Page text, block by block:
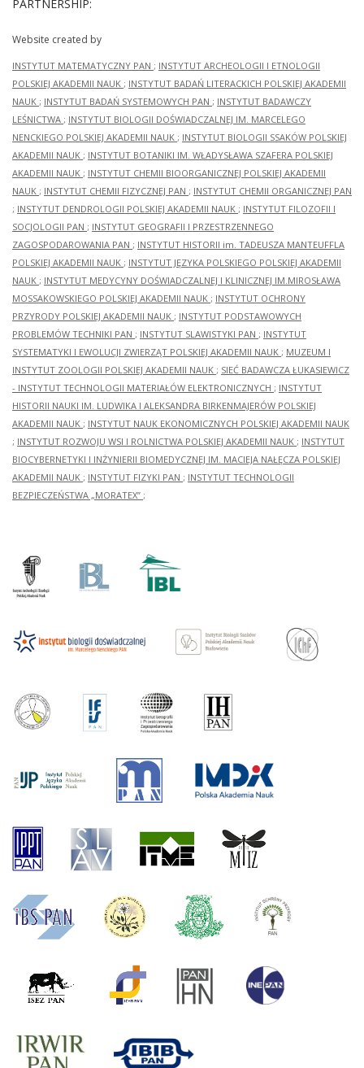
PARTNERSHIP:
Website created by
INSTYTUT MATEMATYCZNY PAN ; INSTYTUT ARCHEOLOGII I ETNOLOGII
POLSKIEJ AKADEMII NAUK ; INSTYTUT BADAŃ LITERACKICH POLSKIEJ AKADEMII
NAUK ; INSTYTUT BADAŃ SYSTEMOWYCH PAN ; INSTYTUT BADAWCZY
LEŚNICTWA ; INSTYTUT BIOLOGII DOŚWIADCZALNEJ IM. MARCELEGO
NENCKIEGO POLSKIEJ AKADEMII NAUK ; INSTYTUT BIOLOGII SSAKÓW POLSKIEJ
AKADEMII NAUK ; INSTYTUT BOTANIKI IM. WŁADYSŁAWA SZAFERA POLSKIEJ
AKADEMII NAUK ; INSTYTUT CHEMII BIOORGANICZNEJ POLSKIEJ AKADEMII
NAUK ; INSTYTUT CHEMII FIZYCZNEJ PAN ; INSTYTUT CHEMII ORGANICZNEJ PAN
; INSTYTUT DENDROLOGII POLSKIEJ AKADEMII NAUK ; INSTYTUT FILOZOFII I
SOCJOLOGII PAN ; INSTYTUT GEOGRAFII I PRZESTRZENNEGO
ZAGOSPODAROWANIA PAN ; INSTYTUT HISTORII im. TADEUSZA MANTEUFFLA
POLSKIEJ AKADEMII NAUK ; INSTYTUT JĘZYKA POLSKIEGO POLSKIEJ AKADEMII
NAUK ; INSTYTUT MEDYCYNY DOŚWIADCZALNEJ I KLINICZNEJ IM.MIROSŁAWA
MOSSAKOWSKIEGO POLSKIEJ AKADEMII NAUK ; INSTYTUT OCHRONY
PRZYRODY POLSKIEJ AKADEMII NAUK ; INSTYTUT PODSTAWOWYCH
PROBLEMÓW TECHNIKI PAN ; INSTYTUT SLAWISTYKI PAN ; INSTYTUT
SYSTEMATYKI I EWOLUCJI ZWIERZĄT POLSKIEJ AKADEMII NAUK ; MUZEUM I
INSTYTUT ZOOLOGII POLSKIEJ AKADEMII NAUK ; SIEĆ BADAWCZA ŁUKASIEWICZ
- INSTYTUT TECHNOLOGII MATERIAŁÓW ELEKTRONICZNYCH ; INSTYTUT
HISTORII NAUKI IM. LUDWIKA I ALEKSANDRA BIRKENMAJERÓW POLSKIEJ
AKADEMII NAUK ; INSTYTUT NAUK EKONOMICZNYCH POLSKIEJ AKADEMII NAUK
; INSTYTUT ROZWOJU WSI I ROLNICTWA POLSKIEJ AKADEMII NAUK ; INSTYTUT
BIOCYBERNETYKI I INŻYNIERII BIOMEDYCZNEJ IM. MACIEJA NAŁĘCZA POLSKIEJ
AKADEMII NAUK ; INSTYTUT FIZYKI PAN ; INSTYTUT TECHNOLOGII
BEZPIECZEŃSTWA „MORATEX” ;